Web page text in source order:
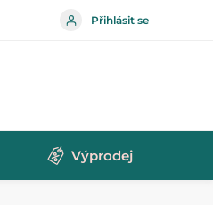
Přihlásit se
Výprodej